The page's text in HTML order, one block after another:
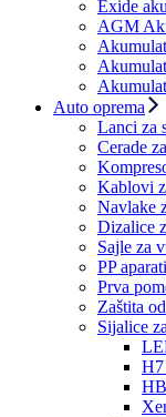
Exide
AGM
Auto oprema
Lanci za
Cerade
Kablovi
Navlake
Dizalice
Sajle za
PP
Prva
Zaštita
Sijalice
H7